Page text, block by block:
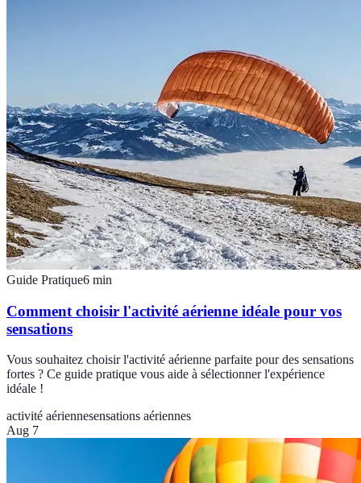
Guide Pratique6 min
Comment choisir l'activité aérienne idéale pour vos
sensations
Vous souhaitez choisir l'activité aérienne parfaite pour des sensations
fortes ? Ce guide pratique vous aide à sélectionner l'expérience
idéale !
activité aériennesensations aériennes
Aug 7